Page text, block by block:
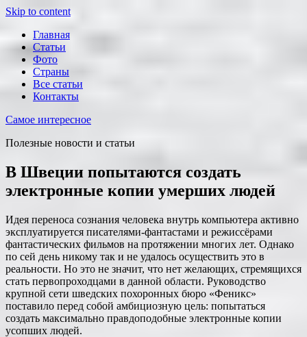
Skip to content
Главная
Статьи
Фото
Страны
Все статьи
Контакты
Самое интересное
Полезные новости и статьи
В Швеции попытаются создать
электронные копии умерших людей
Идея переноса сознания человека внутрь компьютера активно
эксплуатируется писателями-фантастами и режиссёрами
фантастических фильмов на протяжении многих лет. Однако
по сей день никому так и не удалось осуществить это в
реальности. Но это не значит, что нет желающих, стремящихся
стать первопроходцами в данной области. Руководство
крупной сети шведских похоронных бюро «Феникс»
поставило перед собой амбициозную цель: попытаться
создать максимально правдоподобные электронные копии
усопших людей.